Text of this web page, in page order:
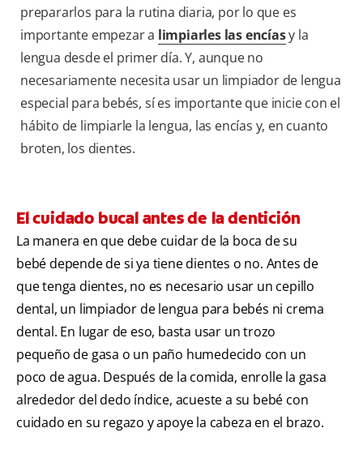
prepararlos para la rutina diaria, por lo que es
importante empezar a limpiarles las encíasy la
lengua desde el primer día. Y, aunque no
necesariamente necesita usar un limpiador de lengua
especial para bebés, sí es importante que inicie con el
hábito de limpiarle la lengua, las encías y, en cuanto
broten, los dientes.
El cuidado bucal antes de la dentición
La manera en que debe cuidar de la boca de su
bebé depende de si ya tiene dientes o no. Antes de
que tenga dientes, no es necesario usar un cepillo
dental, un limpiador de lengua para bebés ni crema
dental. En lugar de eso, basta usar un trozo
pequeño de gasa o un paño humedecido con un
poco de agua. Después de la comida, enrolle la gasa
alrededor del dedo índice, acueste a su bebé con
cuidado en su regazo y apoye la cabeza en el brazo.